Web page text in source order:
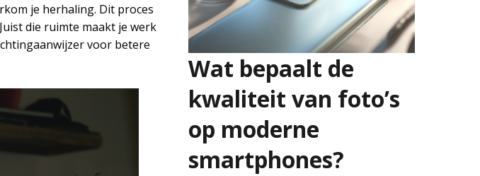
je herhaling. Dit proces
die ruimte maakt je werk
voor betere
Wat bepaalt de
kwaliteit van foto’s
op moderne
smartphones?